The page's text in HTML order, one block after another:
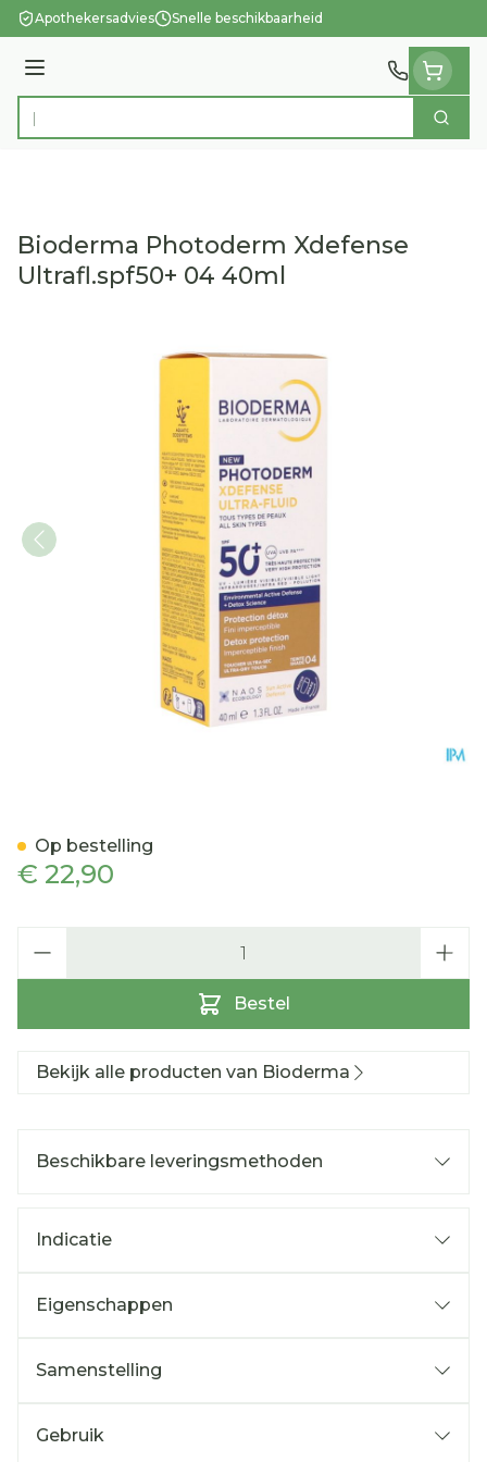
Ga naar de inhoud
Apothekersadvies Snelle beschikbaarheid
Menu
Product, merk, categorie... Zoek
Bioderma Photoderm Xdefense
Ultrafl.spf50+ 04 40ml
€ 22,90
Bestel
Op bestelling
Bekijk alle producten van Bioderma
Beschikbare leveringsmethoden
Indicatie
Eigenschappen
Samenstelling
Gebruik